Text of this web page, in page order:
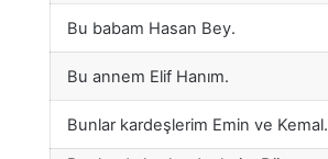
Bu babam Hasan Bey.
Bu annem Elif Hanım.
Bunlar kardeşlerim Emin ve Kemal.